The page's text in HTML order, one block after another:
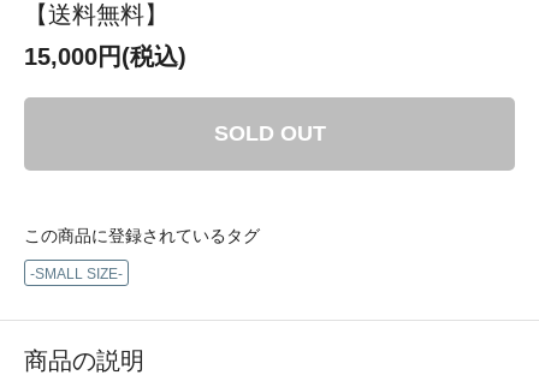
【送料無料】
15,000円(税込)
SOLD OUT
この商品に登録されているタグ
-SMALL SIZE-
商品の説明